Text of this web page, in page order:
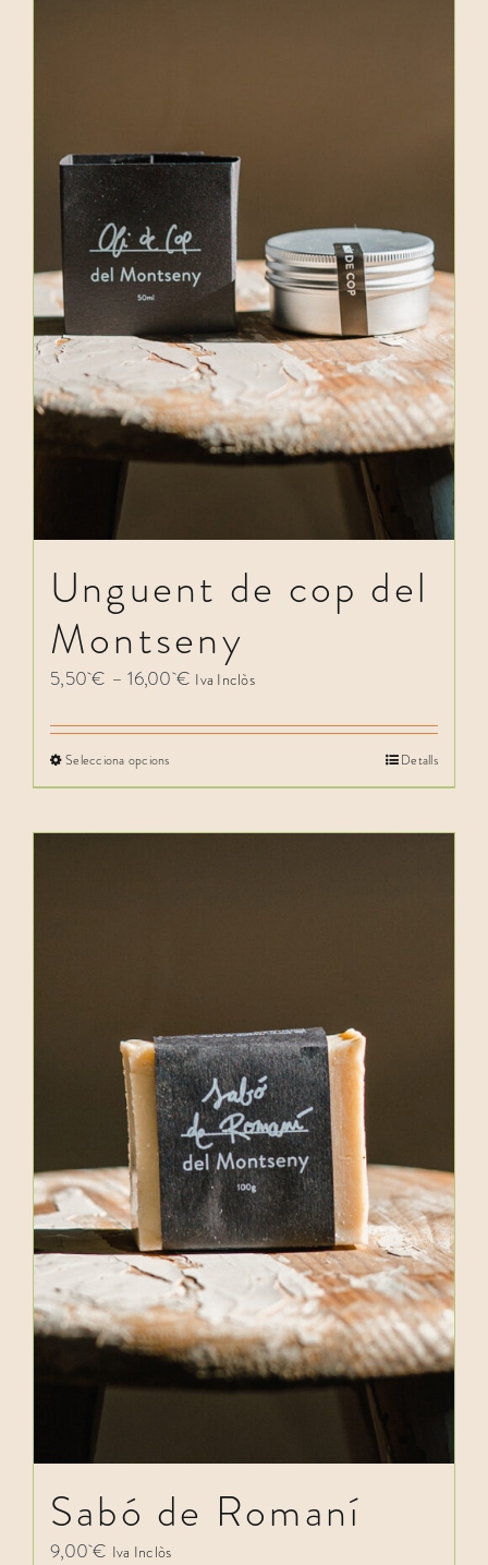
Unguent de cop del
Montseny
5,50€ – 16,00€ Interval
preus:
a
Iva Inclòs
Selecciona opcions Detalls
Sabó de Romaní
9,00€ Iva Inclòs